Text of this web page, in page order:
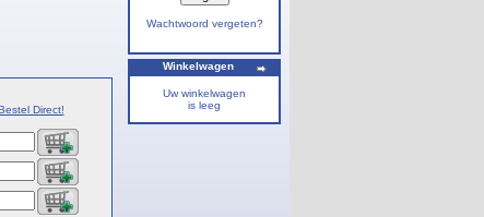
Direct!
Wachtwoord vergeten?
Winkelwagen
Uw winkelwagen
is leeg